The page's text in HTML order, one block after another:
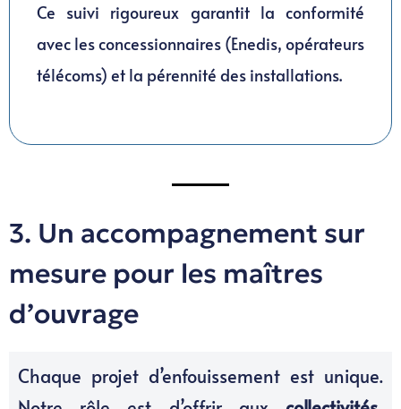
Ce suivi rigoureux garantit la conformité
avec les concessionnaires (Enedis, opérateurs
télécoms) et la pérennité des installations.
3. Un accompagnement sur
mesure pour les maîtres
d’ouvrage
Chaque projet d’enfouissement est unique.